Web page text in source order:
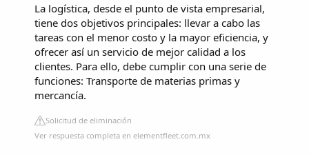
La logística, desde el punto de vista empresarial,
tiene dos objetivos principales: llevar a cabo las
tareas con el menor costo y la mayor eficiencia, y
ofrecer así un servicio de mejor calidad a los
clientes. Para ello, debe cumplir con una serie de
funciones: Transporte de materias primas y
mercancía.
Solicitud de eliminación
Ver respuesta completa en elementfleet.com.mx